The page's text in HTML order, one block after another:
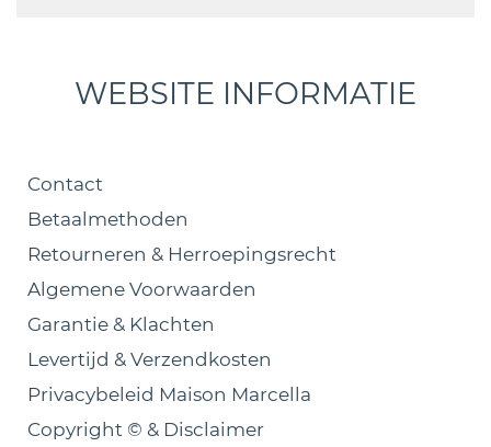
WEBSITE INFORMATIE
Contact
Betaalmethoden
Retourneren & Herroepingsrecht
Algemene Voorwaarden
Garantie & Klachten
Levertijd & Verzendkosten
Privacybeleid Maison Marcella
Copyright © & Disclaimer